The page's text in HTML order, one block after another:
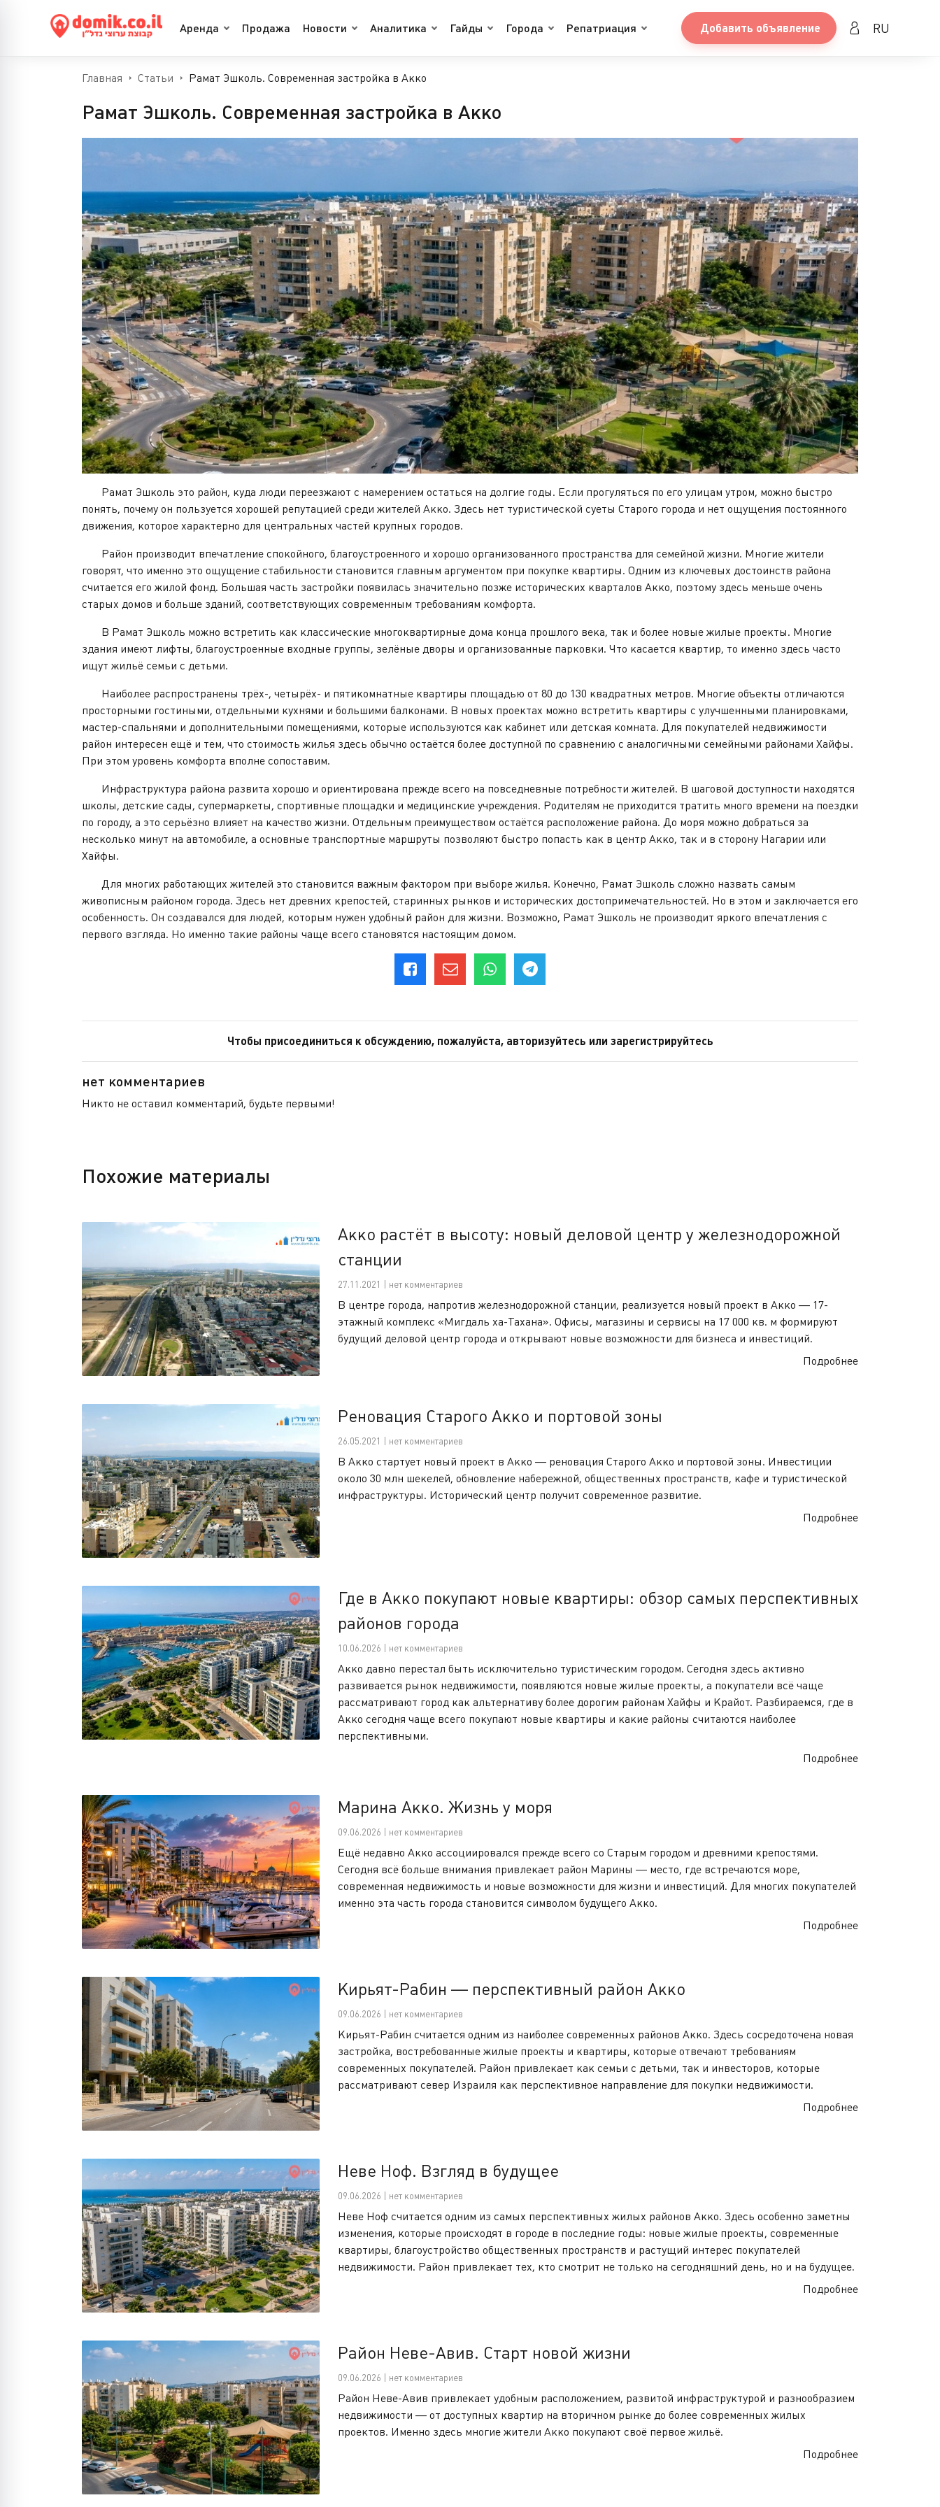
Аренда Продажа Новости Аналитика Гайды Города Репатриация Добавить объявление RU
Главная Статьи Рамат Эшколь. Современная застройка в Акко
Рамат Эшколь. Современная застройка в Акко
Рамат Эшколь это район, куда люди переезжают с намерением остаться на долгие годы. Если прогуляться по его улицам утром, можно быстро
понять, почему он пользуется хорошей репутацией среди жителей Акко. Здесь нет туристической суеты Старого города и нет ощущения постоянного
движения, которое характерно для центральных частей крупных городов.
Район производит впечатление спокойного, благоустроенного и хорошо организованного пространства для семейной жизни. Многие жители
говорят, что именно это ощущение стабильности становится главным аргументом при покупке квартиры. Одним из ключевых достоинств района
считается его жилой фонд. Большая часть застройки появилась значительно позже исторических кварталов Акко, поэтому здесь меньше очень
старых домов и больше зданий, соответствующих современным требованиям комфорта.
В Рамат Эшколь можно встретить как классические многоквартирные дома конца прошлого века, так и более новые жилые проекты. Многие
здания имеют лифты, благоустроенные входные группы, зелёные дворы и организованные парковки. Что касается квартир, то именно здесь часто
ищут жильё семьи с детьми.
Наиболее распространены трёх-, четырёх- и пятикомнатные квартиры площадью от 80 до 130 квадратных метров. Многие объекты отличаются
просторными гостиными, отдельными кухнями и большими балконами. В новых проектах можно встретить квартиры с улучшенными планировками,
мастер-спальнями и дополнительными помещениями, которые используются как кабинет или детская комната. Для покупателей недвижимости
район интересен ещё и тем, что стоимость жилья здесь обычно остаётся более доступной по сравнению с аналогичными семейными районами Хайфы.
При этом уровень комфорта вполне сопоставим.
Инфраструктура района развита хорошо и ориентирована прежде всего на повседневные потребности жителей. В шаговой доступности находятся
школы, детские сады, супермаркеты, спортивные площадки и медицинские учреждения. Родителям не приходится тратить много времени на поездки
по городу, а это серьёзно влияет на качество жизни. Отдельным преимуществом остаётся расположение района. До моря можно добраться за
несколько минут на автомобиле, а основные транспортные маршруты позволяют быстро попасть как в центр Акко, так и в сторону Нагарии или
Хайфы.
Для многих работающих жителей это становится важным фактором при выборе жилья. Конечно, Рамат Эшколь сложно назвать самым
живописным районом города. Здесь нет древних крепостей, старинных рынков и исторических достопримечательностей. Но в этом и заключается его
особенность. Он создавался для людей, которым нужен удобный район для жизни. Возможно, Рамат Эшколь не производит яркого впечатления с
первого взгляда. Но именно такие районы чаще всего становятся настоящим домом.
Чтобы присоединиться к обсуждению, пожалуйста, авторизуйтесь или зарегистрируйтесь
нет комментариев
Никто не оставил комментарий, будьте первыми!
Похожие материалы
Акко растёт в высоту: новый деловой центр у железнодорожной
станции
27.11.2021 | нет комментариев
В центре города, напротив железнодорожной станции, реализуется новый проект в Акко — 17-
этажный комплекс «Мигдаль ха-Тахана». Офисы, магазины и сервисы на 17 000 кв. м формируют
будущий деловой центр города и открывают новые возможности для бизнеса и инвестиций.
Подробнее
Реновация Старого Акко и портовой зоны
26.05.2021 | нет комментариев
В Акко стартует новый проект в Акко — реновация Старого Акко и портовой зоны. Инвестиции
около 30 млн шекелей, обновление набережной, общественных пространств, кафе и туристической
инфраструктуры. Исторический центр получит современное развитие.
Подробнее
Где в Акко покупают новые квартиры: обзор самых перспективных
районов города
10.06.2026 | нет комментариев
Акко давно перестал быть исключительно туристическим городом. Сегодня здесь активно
развивается рынок недвижимости, появляются новые жилые проекты, а покупатели всё чаще
рассматривают город как альтернативу более дорогим районам Хайфы и Крайот. Разбираемся, где в
Акко сегодня чаще всего покупают новые квартиры и какие районы считаются наиболее
перспективными.
Подробнее
Марина Акко. Жизнь у моря
09.06.2026 | нет комментариев
Ещё недавно Акко ассоциировался прежде всего со Старым городом и древними крепостями.
Сегодня всё больше внимания привлекает район Марины — место, где встречаются море,
современная недвижимость и новые возможности для жизни и инвестиций. Для многих покупателей
именно эта часть города становится символом будущего Акко.
Подробнее
Кирьят-Рабин — перспективный район Акко
09.06.2026 | нет комментариев
Кирьят-Рабин считается одним из наиболее современных районов Акко. Здесь сосредоточена новая
застройка, востребованные жилые проекты и квартиры, которые отвечают требованиям
современных покупателей. Район привлекает как семьи с детьми, так и инвесторов, которые
рассматривают север Израиля как перспективное направление для покупки недвижимости.
Подробнее
Неве Ноф. Взгляд в будущее
09.06.2026 | нет комментариев
Неве Ноф считается одним из самых перспективных жилых районов Акко. Здесь особенно заметны
изменения, которые происходят в городе в последние годы: новые жилые проекты, современные
квартиры, благоустройство общественных пространств и растущий интерес покупателей
недвижимости. Район привлекает тех, кто смотрит не только на сегодняшний день, но и на будущее.
Подробнее
Район Неве-Авив. Старт новой жизни
09.06.2026 | нет комментариев
Район Неве-Авив привлекает удобным расположением, развитой инфраструктурой и разнообразием
недвижимости — от доступных квартир на вторичном рынке до более современных жилых
проектов. Именно здесь многие жители Акко покупают своё первое жильё.
Подробнее